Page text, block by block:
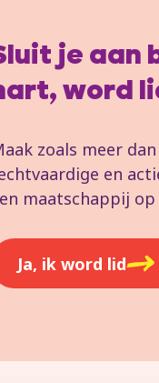
je aan
word
zoals meer
en
maatschappij
Ja, ik word lid